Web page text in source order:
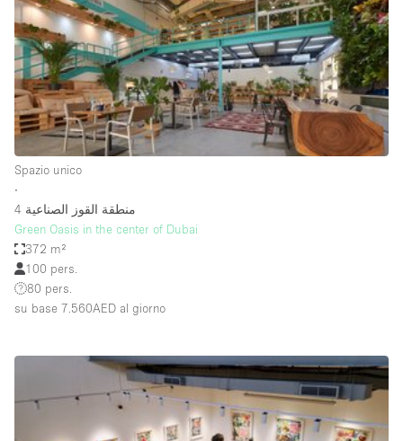
Aria condizionata
Arredamento
Ascensore
Attaccapanni
Attrezzature da ufficio
Bagno
Banconi
Bar
Camere Multiple
Concierge
Cucina
Elettricità
Spazio unico
∙
منطقة القوز الصناعية 4
Green Oasis in the center of Dubai
372 m²
100 pers.
80 pers.
su base 7.560AED al giorno